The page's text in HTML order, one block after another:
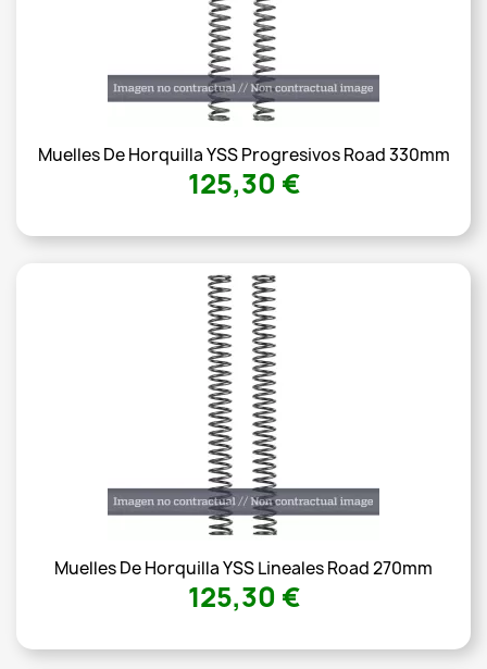
Muelles De Horquilla YSS Progresivos Road 330mm
125,30 €
Muelles De Horquilla YSS Lineales Road 270mm
125,30 €